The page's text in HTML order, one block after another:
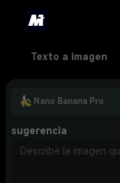
Texto a imagen
Nano Banana Pro
sugerencia